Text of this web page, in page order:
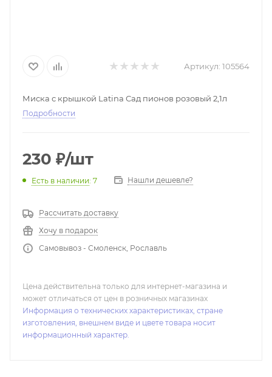
Артикул: 105564
Миска с крышкой Latina Сад пионов розовый 2,1л
Подробности
230 ₽/шт
Есть в наличии: 7 Нашли дешевле?
Рассчитать доставку
Хочу в подарок
Самовывоз - Смоленск, Рославль
Цена действительна только для интернет-магазина и
может отличаться от цен в розничных магазинах
Информация о технических характеристиках, стране
изготовления, внешнем виде и цвете товара носит
информационный характер.